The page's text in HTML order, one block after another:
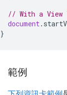
// With a View
document.
}
範例